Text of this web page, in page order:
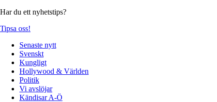
Har du ett nyhetstips?
Tipsa oss!
Senaste nytt
Svenskt
Kungligt
Hollywood & Världen
Politik
Vi avslöjar
Kändisar A-Ö